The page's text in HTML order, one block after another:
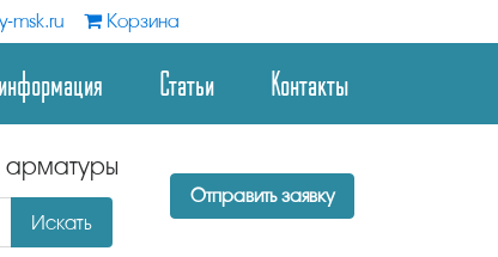
msk.ru Корзина
Статьи Контакты
арматуры
Искать
Отправить заявку